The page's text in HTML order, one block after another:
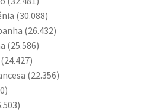
ao mundo Playboy
Maratona Fotográfica Fnac
(30.088)
(26.432)
(25.586)
(22.356)